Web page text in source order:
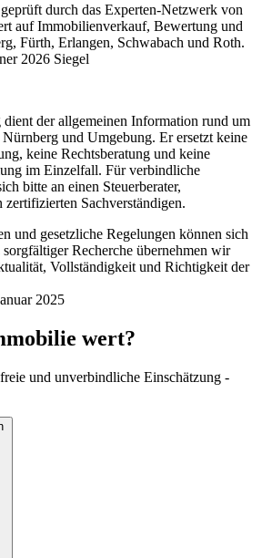
durch das Experten-Netzwerk von
auf Immobilienverkauf, Bewertung und
Fürth, Erlangen, Schwabach und Roth.
der allgemeinen Information rund um
und Umgebung. Er ersetzt keine
keine Rechtsberatung und keine
im Einzelfall. Für verbindliche
bitte an einen Steuerberater,
zertifizierten Sachverständigen.
und gesetzliche Regelungen können sich
Recherche übernehmen wir
Vollständigkeit und Richtigkeit der
2025
wert?
und unverbindliche Einschätzung -